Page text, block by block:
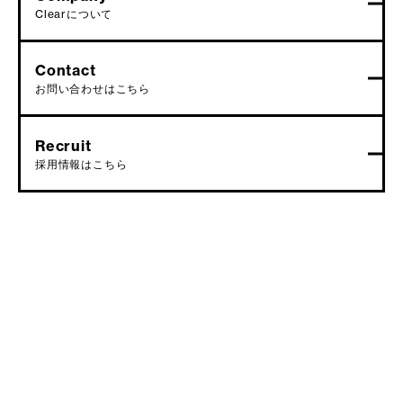
Clearについて
Contact
お問い合わせはこちら
Recruit
採用情報はこちら